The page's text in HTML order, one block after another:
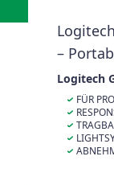
–
Logitech
FÜR
mit einem
Niveau
soliden,
Design
Lightsync